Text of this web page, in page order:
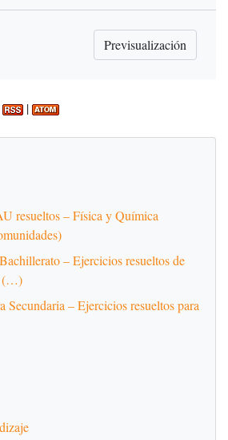
|
resueltos – Física y Química
– Ejercicios resueltos de
(…)
Secundaria – Ejercicios resueltos para